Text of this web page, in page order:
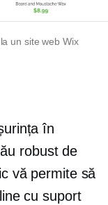
un site web Wix
în
robust de
vă permite să
cu suport